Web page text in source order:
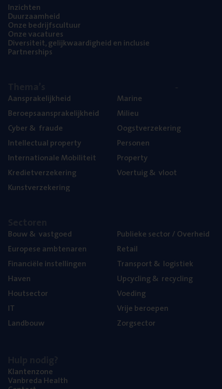
Inzich­ten
Duur­zaam­heid
Onze bedrijfs­cul­tuur
Onze vaca­tu­res
Diver­si­teit, gelijk­waar­dig­heid en inclusie
Part­ner­ships
Aan­spra­ke­lijk­heid
Beroeps­aan­spra­ke­lijk­heid
Cyber& fraude
Intel­lec­tu­al property
Inter­na­ti­o­na­le Mobiliteit
Kre­diet­ver­ze­ke­ring
Kunst­ver­ze­ke­ring
Mari­ne
Mili­eu
Oogst­ver­ze­ke­ring
Per­so­nen
Pro­per­ty
Voer­tuig& vloot
Bouw& vastgoed
Euro­pe­se ambtenaren
Finan­ci­ë­le instellingen
Haven
Hout­sec­tor
IT
Land­bouw
Publie­ke sec­tor / Overheid
Retail
Trans­port& logistiek
Upcy­cling& recycling
Voe­ding
Vrije beroe­pen
Zorg­sec­tor
Klan­ten­zo­ne
Van­b­re­da Health